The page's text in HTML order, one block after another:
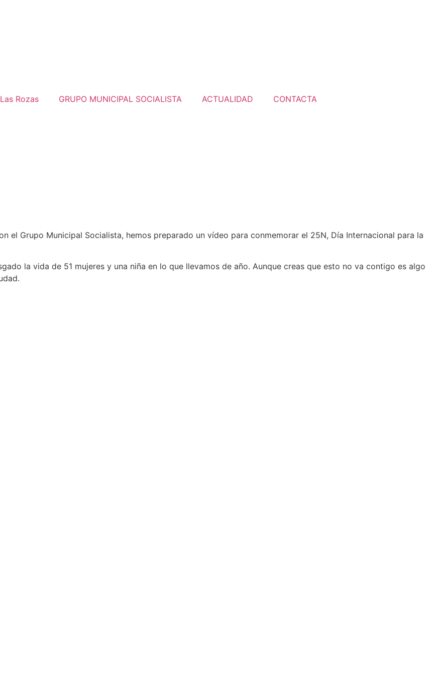
Rozas GRUPO MUNICIPAL SOCIALISTA ACTUALIDAD CONTACTA
el Grupo Municipal Socialista, hemos preparado un vídeo para conmemorar el 25N, Día Internacional para la
la vida de 51 mujeres y una niña en lo que llevamos de año. Aunque creas que esto no va contigo es algo